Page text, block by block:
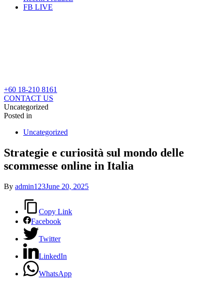
FB LIVE
+60 18-210 8161
CONTACT US
Uncategorized
Posted in
Uncategorized
Strategie e curiosità sul mondo delle
scommesse online in Italia
By admin123June 20, 2025
Copy Link
Facebook
Twitter
LinkedIn
WhatsApp